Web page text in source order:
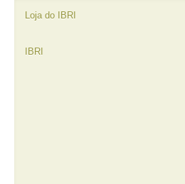
Loja do IBRI
IBRI